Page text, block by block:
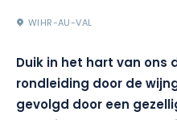
WIHR-AU-VAL
Duik in het hart van ons
rondleiding door de
gevolgd door een